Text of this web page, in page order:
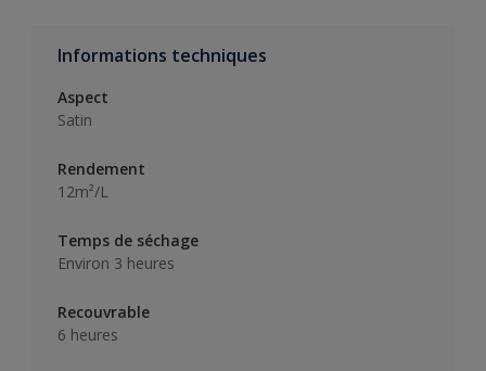
Informations techniques
Aspect
Satin
Rendement
12m²/L
Temps de séchage
Environ 3 heures
Recouvrable
6 heures